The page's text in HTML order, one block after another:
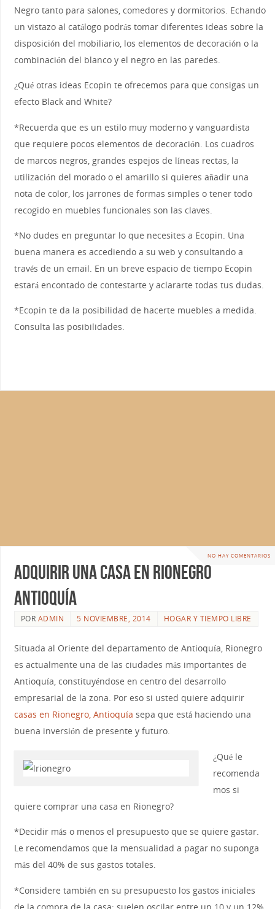
Negro tanto para salones, comedores y dormitorios. Echando
un vistazo al catálogo podrás tomar diferentes ideas sobre la
disposición del mobiliario, los elementos de decoración o la
combinación del blanco y el negro en las paredes.
¿Qué otras ideas Ecopin te ofrecemos para que consigas un
efecto Black and White?
*Recuerda que es un estilo muy moderno y vanguardista
que requiere pocos elementos de decoración. Los cuadros
de marcos negros, grandes espejos de líneas rectas, la
utilización del morado o el amarillo si quieres añadir una
nota de color, los jarrones de formas simples o tener todo
recogido en muebles funcionales son las claves.
*No dudes en preguntar lo que necesites a Ecopin. Una
buena manera es accediendo a su web y consultando a
través de un email. En un breve espacio de tiempo Ecopin
estará encontado de contestarte y aclararte todas tus dudas.
*Ecopin te da la posibilidad de hacerte muebles a medida.
Consulta las posibilidades.
NO HAY COMENTARIOS
Adquirir una casa en Rionegro
Antioquía
POR ADMIN 5 NOVIEMBRE, 2014 HOGAR Y TIEMPO LIBRE
Situada al Oriente del departamento de Antioquía, Rionegro
es actualmente una de las ciudades más importantes de
Antioquía, constituyéndose en centro del desarrollo
empresarial de la zona. Por eso si usted quiere adquirir
casas en Rionegro, Antioquía sepa que está haciendo una
buena inversión de presente y futuro.
¿Qué le
recomenda
mos si
quiere comprar una casa en Rionegro?
*Decidir más o menos el presupuesto que se quiere gastar.
Le recomendamos que la mensualidad a pagar no suponga
más del 40% de sus gastos totales.
*Considere también en su presupuesto los gastos iniciales
de la compra de la casa; suelen oscilar entre un 10 y un 12%.